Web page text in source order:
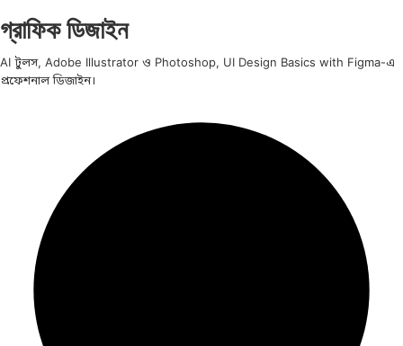
গ্রাফিক ডিজাইন
AI টুলস, Adobe Illustrator ও Photoshop, UI Design Basics with Figma-এ
প্রফেশনাল ডিজাইন।